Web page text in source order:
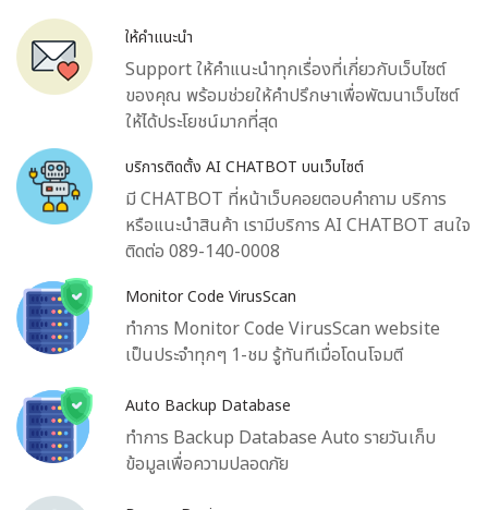
ให้คำแนะนำ
Support ให้คำแนะนำทุกเรื่องที่เกี่ยวกับเว็บไซต์
ของคุณ พร้อมช่วยให้คำปรึกษาเพื่อพัฒนาเว็บไซต์
ให้ได้ประโยชน์มากที่สุด
บริการติดตั้ง AI CHATBOT บนเว็บไซต์
มี CHATBOT ที่หน้าเว็บคอยตอบคำถาม บริการ
หรือแนะนำสินค้า เรามีบริการ AI CHATBOT สนใจ
ติดต่อ 089-140-0008
Monitor Code VirusScan
ทำการ Monitor Code VirusScan website
เป็นประจำทุกๆ 1-ชม รู้ทันทีเมื่อโดนโจมตี
Auto Backup Database
ทำการ Backup Database Auto รายวันเก็บ
ข้อมูลเพื่อความปลอดภัย